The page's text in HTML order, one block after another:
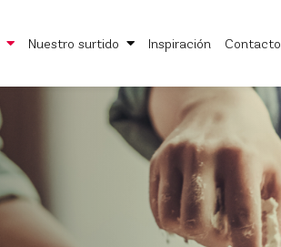
Nuestra empresa
Nuestra historia
Nuestro saber hacer a medida
Nuestro surtido Inspiración Contacto